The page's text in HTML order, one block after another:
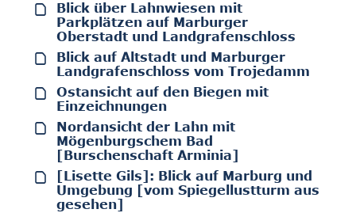
Blick über Lahnwiesen mit
Parkplätzen auf Marburger
Oberstadt und Landgrafenschloss
Blick auf Altstadt und Marburger
Landgrafenschloss vom Trojedamm
Ostansicht auf den Biegen mit
Einzeichnungen
Nordansicht der Lahn mit
Mögenburgschem Bad
[Burschenschaft Arminia]
[Lisette Gils]: Blick auf Marburg und
Umgebung [vom Spiegellustturm aus
gesehen]